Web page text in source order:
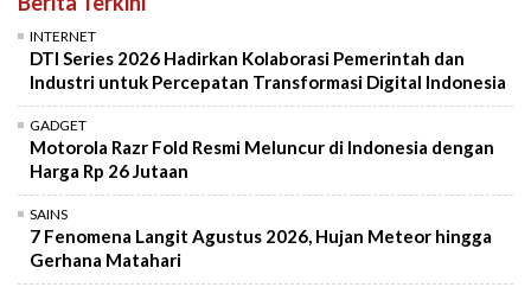
INTERNET
DTI Series 2026 Hadirkan Kolaborasi Pemerintah dan
Industri untuk Percepatan Transformasi Digital Indonesia
GADGET
Motorola Razr Fold Resmi Meluncur di Indonesia dengan
Harga Rp 26 Jutaan
SAINS
7 Fenomena Langit Agustus 2026, Hujan Meteor hingga
Gerhana Matahari